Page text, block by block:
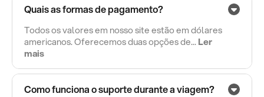
Quais as formas de pagamento?
Todos os valores em nosso site estão em dólares
americanos. Oferecemos duas opções de...Ler
mais
Como funciona o suporte durante a viagem?